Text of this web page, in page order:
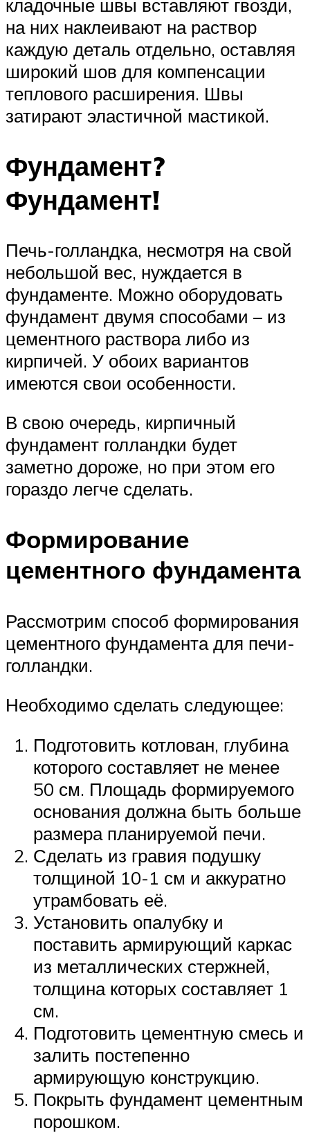
кладочные швы вставляют гвозди,
на них наклеивают на раствор
каждую деталь отдельно, оставляя
широкий шов для компенсации
теплового расширения. Швы
затирают эластичной мастикой.
Фундамент?
Фундамент!
Печь-голландка, несмотря на свой
небольшой вес, нуждается в
фундаменте. Можно оборудовать
фундамент двумя способами – из
цементного раствора либо из
кирпичей. У обоих вариантов
имеются свои особенности.
В свою очередь, кирпичный
фундамент голландки будет
заметно дороже, но при этом его
гораздо легче сделать.
Формирование
цементного фундамента
Рассмотрим способ формирования
цементного фундамента для печи-
голландки.
Необходимо сделать следующее:
Подготовить котлован, глубина
которого составляет не менее
50 см. Площадь формируемого
основания должна быть больше
размера планируемой печи.
Сделать из гравия подушку
толщиной 10-1 см и аккуратно
утрамбовать её.
Установить опалубку и
поставить армирующий каркас
из металлических стержней,
толщина которых составляет 1
см.
Подготовить цементную смесь и
залить постепенно
армирующую конструкцию.
Покрыть фундамент цементным
порошком.